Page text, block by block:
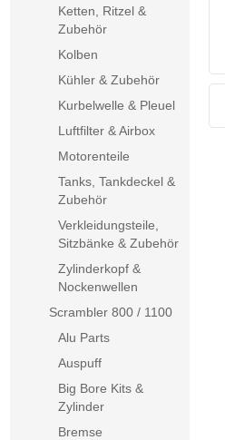
Ketten, Ritzel &
Zubehör
Kolben
Kühler & Zubehör
Kurbelwelle & Pleuel
Luftfilter & Airbox
Motorenteile
Tanks, Tankdeckel &
Zubehör
Verkleidungsteile,
Sitzbänke & Zubehör
Zylinderkopf &
Nockenwellen
Scrambler 800 / 1100
Alu Parts
Auspuff
Big Bore Kits &
Zylinder
Bremse